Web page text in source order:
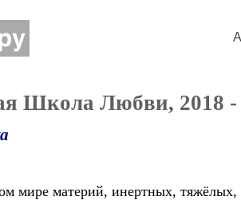
Школа Любви, 2018 -
мире материй, инертных, тяжёлых,